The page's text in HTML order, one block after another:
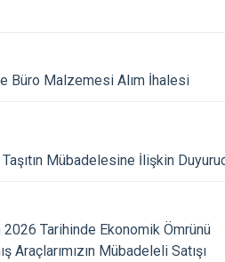
Suçlarla
SON
Büro Malzemesi Alım İhalesi
Mübadelesine İlişkin
Tarihinde Ekonomik Ömrünü
Araçlarımızın Mübadeleli Satışı